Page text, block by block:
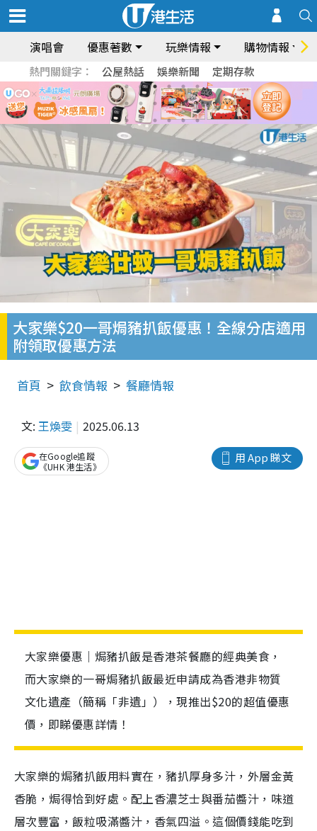
演唱會 優惠著數 玩樂情報 購物情報
熱門關鍵字： 公屋熱話 娛樂新聞 定期存款
大家樂$20一哥焗豬扒飯優惠！全線分店適用
附領取優惠方法
首頁 飲食情報 餐廳情報
文: 王煥雯 2025.06.13
用 App 睇文
在Google追蹤
《UHK 港生活》
大家樂優惠｜焗豬扒飯是香港茶餐廳的經典美食，
而大家樂的一哥焗豬扒飯最近申請成為香港非物質
文化遺產（簡稱「非遺」），現推出$20的超值優惠
價，即睇優惠詳情！
大家樂的焗豬扒飯用料實在，豬扒厚身多汁，外層金黃
香脆，焗得恰到好處。配上香濃芝士與番茄醬汁，味道
層次豐富，飯粒吸滿醬汁，香氣四溢。這個價錢能吃到